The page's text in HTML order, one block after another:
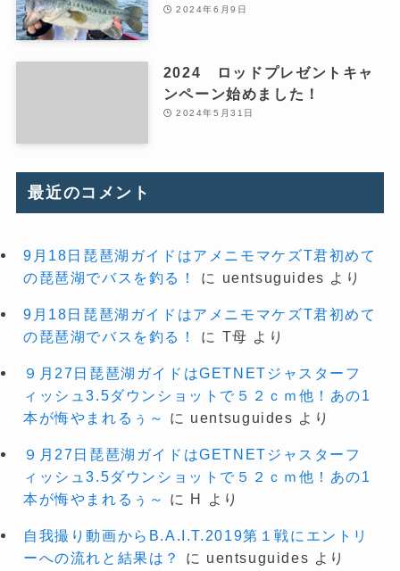
2024年6月9日
2024 ロッドプレゼントキャ
ンペーン始めました！
2024年5月31日
最近のコメント
9月18日琵琶湖ガイドはアメニモマケズT君初めて
の琵琶湖でバスを釣る！
に uentsuguides より
9月18日琵琶湖ガイドはアメニモマケズT君初めて
の琵琶湖でバスを釣る！
に T母 より
９月27日琵琶湖ガイドはGETNETジャスターフ
ィッシュ3.5ダウンショットで５２ｃｍ他！あの1
本が悔やまれるぅ～
に uentsuguides より
９月27日琵琶湖ガイドはGETNETジャスターフ
ィッシュ3.5ダウンショットで５２ｃｍ他！あの1
本が悔やまれるぅ～
に H より
自我撮り動画からB.A.I.T.2019第１戦にエントリ
ーへの流れと結果は？
に uentsuguides より